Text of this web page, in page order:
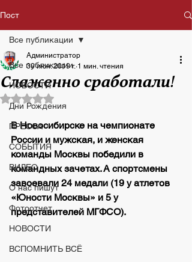
Пост
Все публикации
НОВОСТИ
Дни Рождения
ПРЕССА
СОБЫТИЯ
ВИДЕО
О нас пишут
Фотоотчет
НОВОСТИ
ВСПОМНИТЬ ВСЁ
Все публикации
Слаженно сработали!
Администратор
30 июн. 2019 г. 1 мин. чтения
Оценка: не число из 5 звезд.
В Новосибирске на чемпионате
России и мужская, и женская
команды Москвы победили в
командных зачетах. А спортсмены
завоевали 24 медали (19 у атлетов
«Юности Москвы» и 5 у
представителей МГФСО).